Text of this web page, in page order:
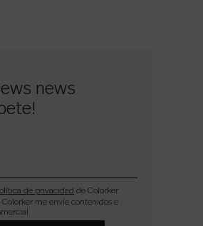
news
de privacidad de Colorker
Colorker me envíe contenidos e